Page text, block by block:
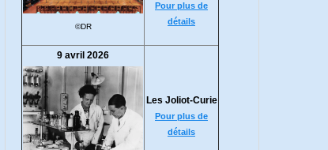
©DR
Pour plus de
détails
9 avril 2026
Les Joliot-Curie
Pour plus de
détails